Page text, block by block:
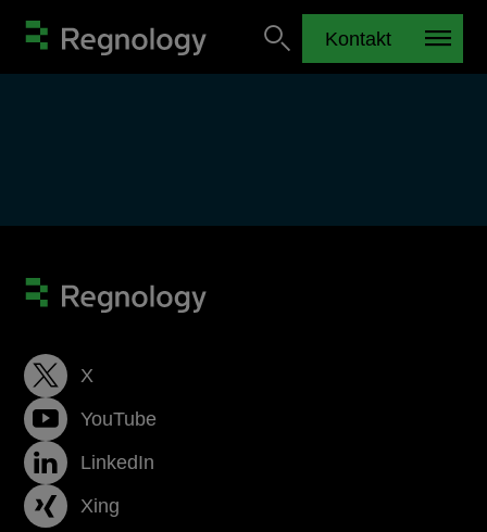
Kontakt
X
YouTube
LinkedIn
Xing